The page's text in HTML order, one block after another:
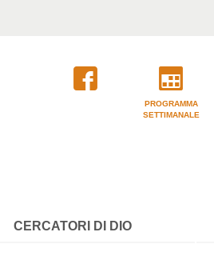
PROGRAMMA
SETTIMANALE
CERCATORI DI DIO